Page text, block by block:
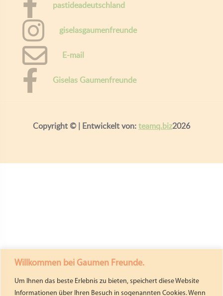
Willkommen bei Gaumen Freunde.
Um Ihnen das beste Erlebnis zu bieten, speichert diese Website
Informationen über Ihren Besuch in sogenannten Cookies. Wenn
pastideadeutschland
giselasgaumenfreunde
E-mail
Giselas Gaumenfreunde
Copyright © | Entwickelt von:teamq.biz2026